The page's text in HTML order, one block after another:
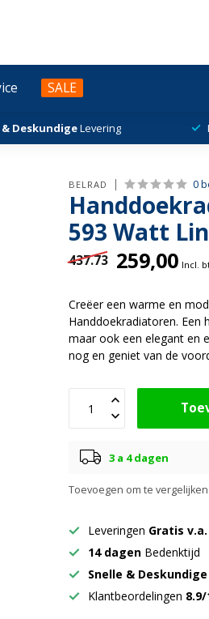
SALE
& DeskundigeLevering
BELRAD 0
593 Watt
437.73 259,00 Incl.
Creëer een warme en
Handdoekradiatoren. Een
maar ook een elegant en
nog en geniet van de
3 a 4 dagen
Toevoegen om te vergelijken
Leveringen Gratis v.a.
14 dagen Bedenktijd
Snelle & Deskundige
Klantbeordelingen 8.9/